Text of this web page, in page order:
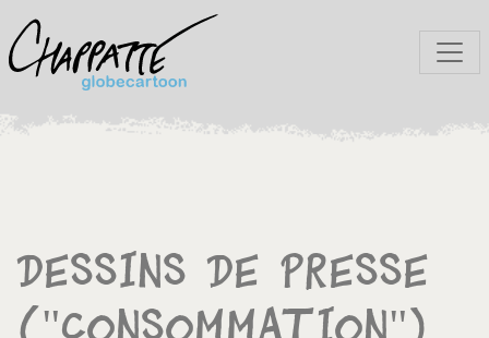
Dessins de presse
("Consommation")